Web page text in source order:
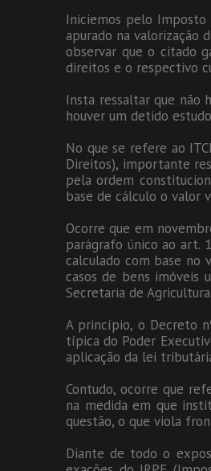
Iniciemos pelo Imposto
apurado na valorização
observar que o citado
direitos e o respectivo
Insta ressaltar que não
houver um detido
No que se refere ao
Direitos), importante
pela ordem
base de cálculo o valor
Ocorre que em
parágrafo único ao art.
calculado com base no
casos de bens imóveis
Secretaria de Agricultura.
A princípio, o Decreto
típica do Poder
aplicação da lei
Contudo, ocorre que
na medida em que
questão, o que viola
Diante de todo o